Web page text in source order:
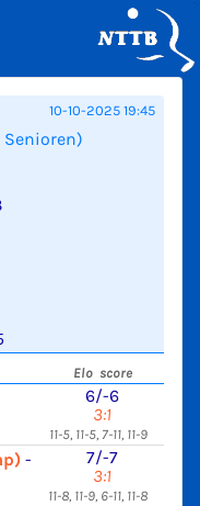
10-10-2025 19:45
Senioren)
Elo score
6/-6
3:1
11-5, 11-5, 7-11, 11-9
-
7/-7
3:1
11-8, 11-9, 6-11, 11-8